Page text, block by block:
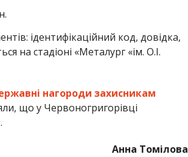
ідентифікаційний код, довідка,
на стадіоні «Металург «ім. О.І.
нагороди захисникам
що у Червоногригорівці
.
Анна Томілова